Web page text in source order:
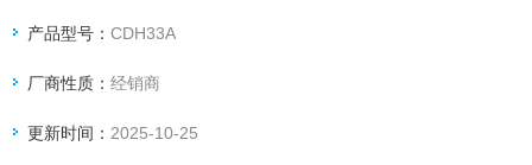
产品型号：CDH33A
厂商性质：经销商
更新时间： 2025-10-25